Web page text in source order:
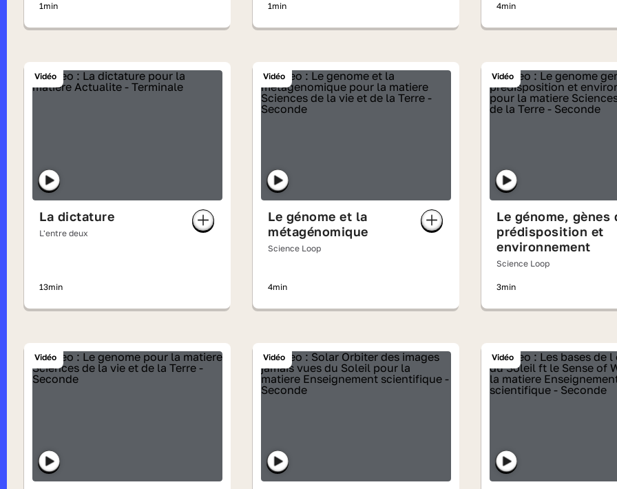
1min 1min 4min
Vidéo
La dictature
L'entre deux
13min
Vidéo
Le génome et la
métagénomique
Science Loop
4min
Vidéo
Le génome, gènes
prédisposition et
environnement
Science Loop
3min
Vidéo Vidéo Vidéo